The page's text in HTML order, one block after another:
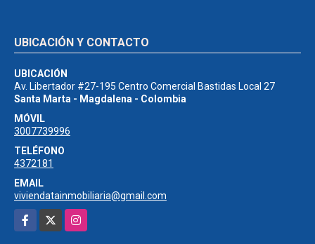
UBICACIÓN Y CONTACTO
UBICACIÓN
Av. Libertador #27-195 Centro Comercial Bastidas Local 27
Santa Marta - Magdalena - Colombia
MÓVIL
3007739996
TELÉFONO
4372181
EMAIL
viviendatainmobiliaria@gmail.com
Facebook
Instagram